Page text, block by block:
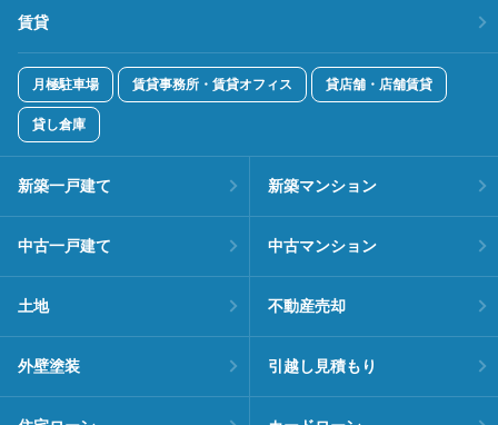
賃貸
月極駐車場 賃貸事務所・賃貸オフィス 貸店舗・店舗賃貸
貸し倉庫
新築一戸建て 新築マンション
中古一戸建て 中古マンション
土地 不動産売却
外壁塗装 引越し見積もり